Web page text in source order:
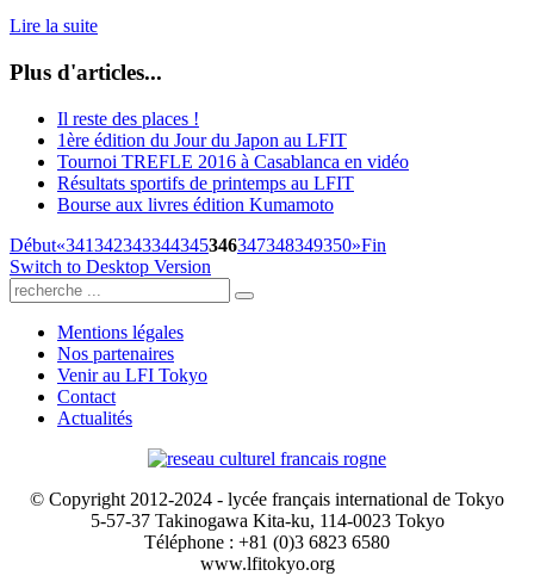
Lire la suite
Plus d'articles...
Il reste des places !
1ère édition du Jour du Japon au LFIT
Tournoi TREFLE 2016 à Casablanca en vidéo
Résultats sportifs de printemps au LFIT
Bourse aux livres édition Kumamoto
Début«341342343344345346347348349350»Fin
Switch to Desktop Version
Mentions légales
Nos partenaires
Venir au LFI Tokyo
Contact
Actualités
© Copyright 2012-2024 - lycée français international de Tokyo
5-57-37 Takinogawa Kita-ku, 114-0023 Tokyo
Téléphone : +81 (0)3 6823 6580
www.lfitokyo.org